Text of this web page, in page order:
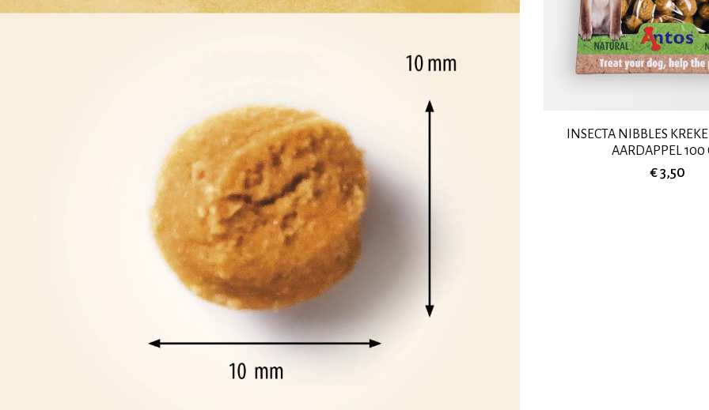
INSECTA NIBBLES
AARDAPPEL 100
€ 3,50